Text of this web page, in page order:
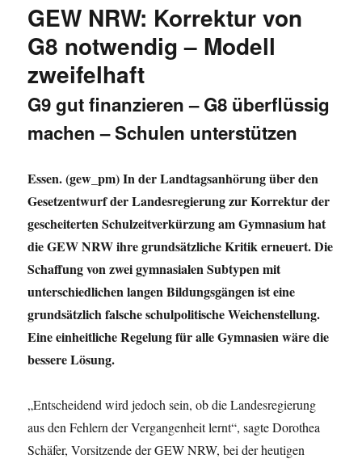
GEW NRW: Korrektur von
G8 notwendig – Modell
zweifelhaft
G9 gut finanzieren – G8 überflüssig
machen – Schulen unterstützen
Essen. (gew_pm) In der Landtagsanhörung über den
Gesetzentwurf der Landesregierung zur Korrektur der
gescheiterten Schulzeitverkürzung am Gymnasium hat
die GEW NRW ihre grundsätzliche Kritik erneuert. Die
Schaffung von zwei gymnasialen Subtypen mit
unterschiedlichen langen Bildungsgängen ist eine
grundsätzlich falsche schulpolitische Weichenstellung.
Eine einheitliche Regelung für alle Gymnasien wäre die
bessere Lösung.
„Entscheidend wird jedoch sein, ob die Landesregierung
aus den Fehlern der Vergangenheit lernt“, sagte Dorothea
Schäfer, Vorsitzende der GEW NRW, bei der heutigen